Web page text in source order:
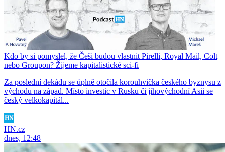
Kdo by si pomyslel, že Češi budou vlastnit Pirelli, Royal Mail, Colt
nebo Groupon? Žijeme kapitalistické sci-fi
Za poslední dekádu se úplně otočila korouhvička českého byznysu z
východu na západ. Místo investic v Rusku či jihovýchodní Asii se
český velkokapitál...
HN.cz
dnes, 12:48